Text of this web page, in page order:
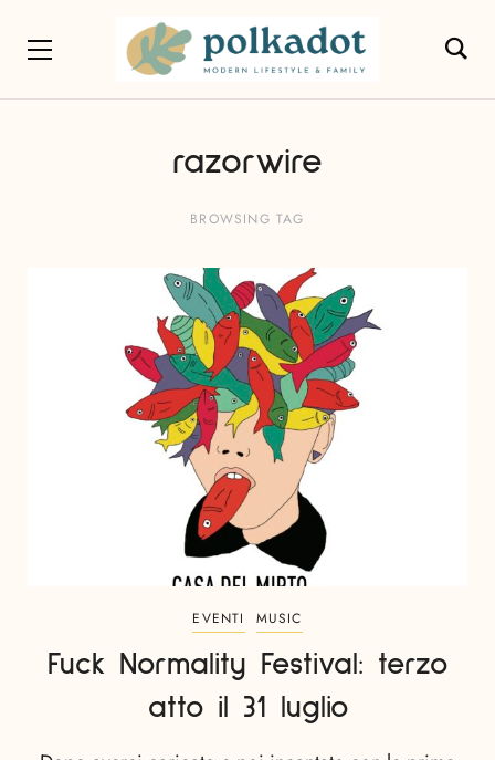
razorwire
BROWSING TAG
EVENTI MUSIC
Fuck Normality Festival: terzo
atto il 31 luglio